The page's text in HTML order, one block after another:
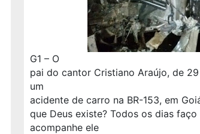
G1 – O
pai do cantor Cristiano Araújo, de
um
acidente de carro na BR-153, em
que Deus existe? Todos os dias
acompanhe ele